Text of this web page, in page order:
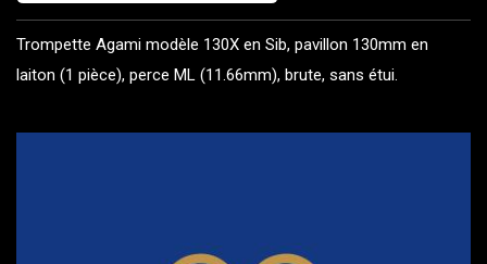
Trompette Agami modèle 130X en Sib, pavillon 130mm en
laiton (1 pièce), perce ML (11.66mm), brute, sans étui.